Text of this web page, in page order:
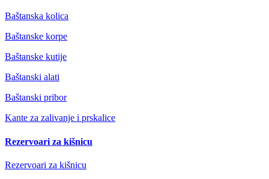
Baštanska kolica
Baštanske korpe
Baštanske kutije
Baštanski alati
Baštanski pribor
Kante za zalivanje i prskalice
Rezervoari za kišnicu
Rezervoari za kišnicu